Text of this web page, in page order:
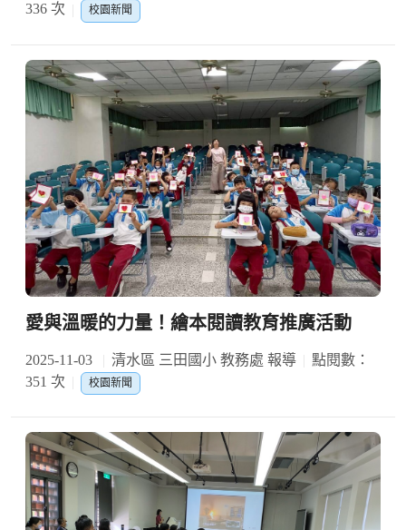
336 次
校園新聞
愛與溫暖的力量！繪本閱讀教育推廣活動
2025-11-03 清水區 三田國小 教務處 報導
點閱數：
351 次
校園新聞